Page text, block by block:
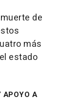
de
más
estado
APOYO A